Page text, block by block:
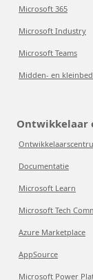
Microsoft 365
Microsoft Industry
Microsoft Teams
Midden- en
Ontwikkelaar
Documentatie
Microsoft Learn
Microsoft Tech
Azure Marketplace
AppSource
Microsoft Power